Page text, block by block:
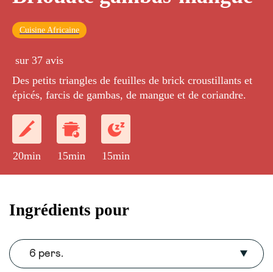
Cuisine Africaine
sur 37 avis
Des petits triangles de feuilles de brick croustillants et
épicés, farcis de gambas, de mangue et de coriandre.
20min 15min 15min
Ingrédients pour
6 pers.